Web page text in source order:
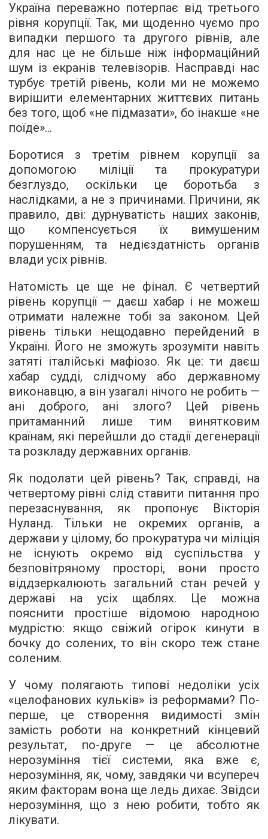
Україна переважно потерпає від третього
рівня корупції. Так, ми щоденно чуємо про
випадки першого та другого рівнів, але
для нас це не більше ніж інформаційний
шум із екранів телевізорів. Насправді нас
турбує третій рівень, коли ми не можемо
вирішити елементарних життєвих питань
без того, щоб «не підмазати», бо інакше «не
поїде»...
Боротися з третім рівнем корупції за
допомогою міліції та прокуратури
безглуздо, оскільки це боротьба з
наслідками, а не з причинами. Причини, як
правило, дві: дурнуватість наших законів,
що компенсується їх вимушеним
порушенням, та недієздатність органів
влади усіх рівнів.
Натомість це ще не фінал. Є четвертий
рівень корупції — даєш хабар і не можеш
отримати належне тобі за законом. Цей
рівень тільки нещодавно перейдений в
Україні. Його не зможуть зрозуміти навіть
затяті італійські мафіозо. Як це: ти даєш
хабар судді, слідчому або державному
виконавцю, а він узагалі нічого не робить —
ані доброго, ані злого? Цей рівень
притаманний лише тим винятковим
країнам, які перейшли до стадії дегенерації
та розкладу державних органів.
Як подолати цей рівень? Так, справді, на
четвертому рівні слід ставити питання про
перезаснування, як пропонує Вікторія
Нуланд. Тільки не окремих органів, а
держави у цілому, бо прокуратура чи міліція
не існують окремо від суспільства у
безповітряному просторі, вони просто
віддзеркалюють загальний стан речей у
державі на усіх щаблях. Це можна
пояснити простіше відомою народною
мудрістю: якщо свіжий огірок кинути в
бочку до солених, то він скоро теж стане
соленим.
У чому полягають типові недоліки усіх
«целофанових кульків» із реформами? По-
перше, це створення видимості змін
замість роботи на конкретний кінцевий
результат, по-друге — це абсолютне
нерозуміння тієї системи, яка вже є,
нерозуміння, як, чому, завдяки чи всупереч
яким факторам вона ще ледь дихає. Звідси
нерозуміння, що з нею робити, тобто як
лікувати.